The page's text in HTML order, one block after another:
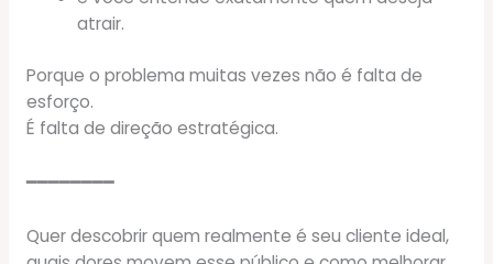
atrair.
Porque o problema muitas vezes não é falta de
esforço.
É falta de direção estratégica.
━━━━━━━━
Quer descobrir quem realmente é seu cliente ideal,